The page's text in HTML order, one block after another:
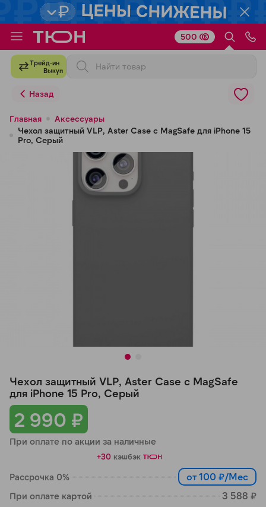
Трейд-ин
Выкуп
500
Назад
Главная
Аксессуары
Чехол защитный VLP, Aster Case с MagSafe для iPhone 15
Pro, Серый
2 990 ₽
При оплате по акции за наличные
+30 кэшбэк
Рассрочка 0% от 100 ₽/Мес
При оплате картой 3 588 ₽
Чехол защитный VLP, Aster Case с MagSafe
для iPhone 15 Pro, Серый
Для клиентов всех банков
Разбейте
оплатуна части
без переплат
График платежей
% картой любого банка
Получайте товар
выбранный способом
Оставшиеся 75 % будут
списыватьсяс вашей карты
по 25%